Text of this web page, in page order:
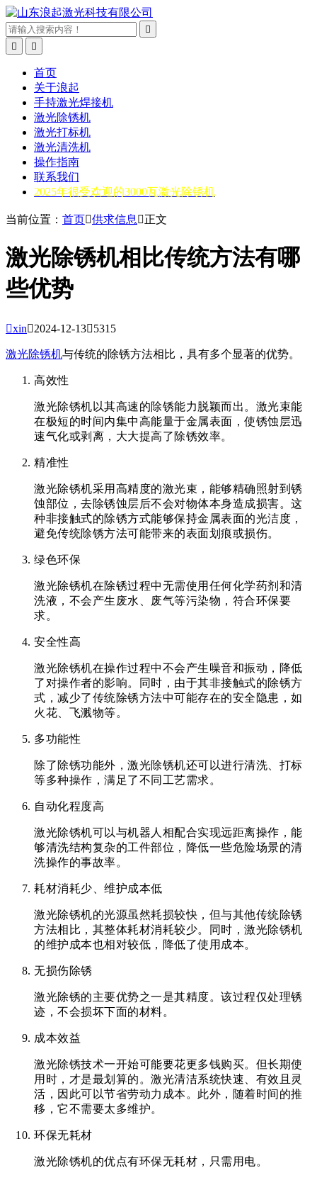



首页
关于浪起
手持激光焊接机
激光除锈机
激光打标机
激光清洗机
操作指南
联系我们
2025年很受欢迎的3000瓦激光除锈机
当前位置： 首页供求信息 正文
激光除锈机相比传统方法有哪
些优势
xin2024-12-135315
激光除锈机与传统的除锈方法相比，具有多个显著的优势。
高效性
激光除锈机以其高速的除锈能力脱颖而出。激光束能
在极短的时间内集中高能量于金属表面，使锈蚀层迅
速气化或剥离，大大提高了除锈效率。
精准性
激光除锈机采用高精度的激光束，能够精确照射到锈
蚀部位，去除锈蚀层后不会对物体本身造成损害。这
种非接触式的除锈方式能够保持金属表面的光洁度，
避免传统除锈方法可能带来的表面划痕或损伤。
绿色环保
激光除锈机在除锈过程中无需使用任何化学药剂和清
洗液，不会产生废水、废气等污染物，符合环保要
求。
安全性高
激光除锈机在操作过程中不会产生噪音和振动，降低
了对操作者的影响。同时，由于其非接触式的除锈方
式，减少了传统除锈方法中可能存在的安全隐患，如
火花、飞溅物等。
多功能性
除了除锈功能外，激光除锈机还可以进行清洗、打标
等多种操作，满足了不同工艺需求。
自动化程度高
激光除锈机可以与机器人相配合实现远距离操作，能
够清洗结构复杂的工件部位，降低一些危险场景的清
洗操作的事故率。
耗材消耗少、维护成本低
激光除锈机的光源虽然耗损较快，但与其他传统除锈
方法相比，其整体耗材消耗较少。同时，激光除锈机
的维护成本也相对较低，降低了使用成本。
无损伤除锈
激光除锈的主要优势之一是其精度。该过程仅处理锈
迹，不会损坏下面的材料。
成本效益
激光除锈技术一开始可能要花更多钱购买。但长期使
用时，才是最划算的。激光清洁系统快速、有效且灵
活，因此可以节省劳动力成本。此外，随着时间的推
移，它不需要太多维护。
环保无耗材
激光除锈机的优点有环保无耗材，只需用电。